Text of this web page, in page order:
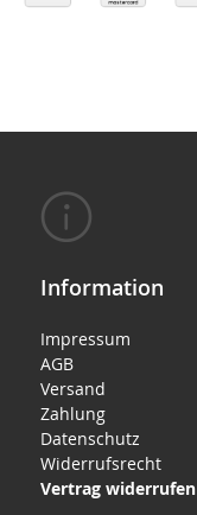
Information
Impressum
AGB
Versand
Zahlung
Datenschutz
Widerrufsrecht
Vertrag widerrufen